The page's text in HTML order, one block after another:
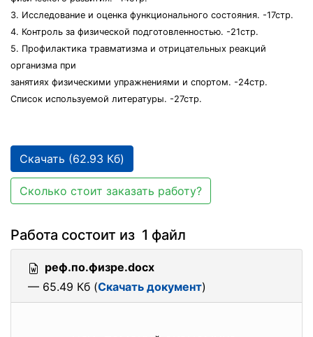
3. Исследование и оценка функционального состояния. -17стр.
4. Контроль за физической подготовленностью. -21стр.
5. Профилактика травматизма и отрицательных реакций
организма при
занятиях физическими упражнениями и спортом. -24стр.
Список используемой литературы. -27стр.
Скачать (62.93 Кб)
Сколько стоит заказать работу?
Работа состоит из 1 файл
реф.по.физре.docx
— 65.49 Кб (Скачать документ)